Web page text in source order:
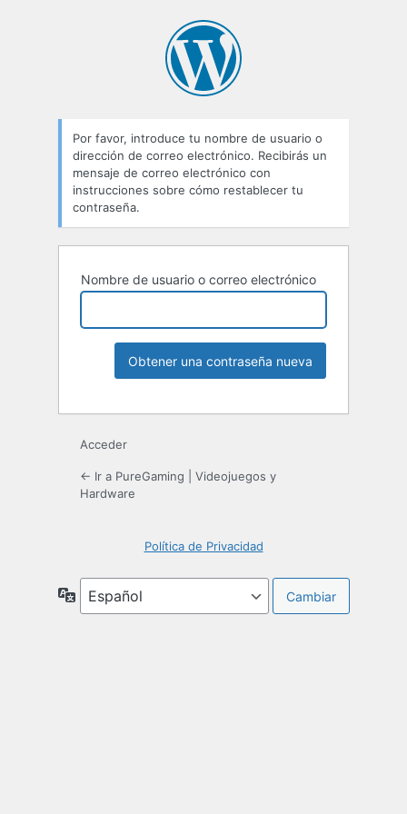
Por favor, introduce tu nombre de usuario o
dirección de correo electrónico. Recibirás un
mensaje de correo electrónico con
instrucciones sobre cómo restablecer tu
contraseña.
Nombre de usuario o correo electrónico
Acceder
← Ir a PureGaming | Videojuegos y
Hardware
Política de Privacidad
Idioma